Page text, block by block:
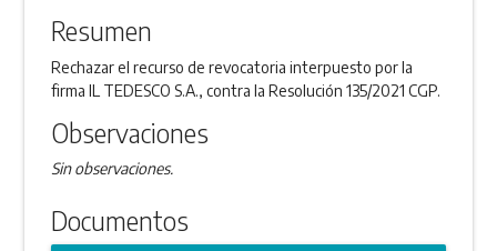
Resumen
Rechazar el recurso de revocatoria interpuesto por la
firma IL TEDESCO S.A., contra la Resolución 135/2021 CGP.
Observaciones
Sin observaciones.
Documentos